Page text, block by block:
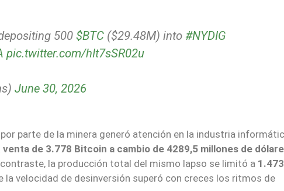
500 $BTC ($29.48M) into #NYDIG
pic.twitter.com/hIt7sSR02u
June 30, 2026
parte de la minera generó atención en la industria
venta de 3.778 Bitcoin a cambio de 4289,5 millones de
la producción total del mismo lapso se limitó a 1.473
la velocidad de desinversión superó con creces los ritmos de